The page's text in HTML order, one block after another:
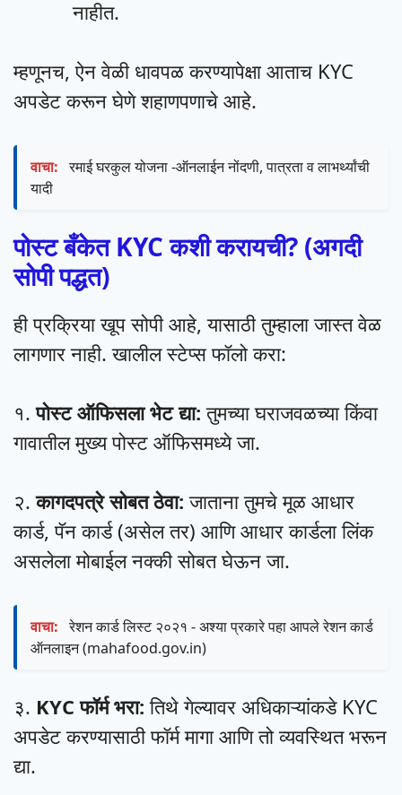
नाहीत.
म्हणूनच, ऐन वेळी धावपळ करण्यापेक्षा आताच KYC
अपडेट करून घेणे शहाणपणाचे आहे.
वाचा: रमाई घरकुल योजना -ऑनलाईन नोंदणी, पात्रता व लाभर्थ्यांची
यादी
पोस्ट बँकेत KYC कशी करायची? (अगदी
सोपी पद्धत)
ही प्रक्रिया खूप सोपी आहे, यासाठी तुम्हाला जास्त वेळ
लागणार नाही. खालील स्टेप्स फॉलो करा:
१.पोस्ट ऑफिसला भेट द्या: तुमच्या घराजवळच्या किंवा
गावातील मुख्य पोस्ट ऑफिसमध्ये जा.
२.कागदपत्रे सोबत ठेवा: जाताना तुमचे मूळ आधार
कार्ड, पॅन कार्ड (असेल तर) आणि आधार कार्डला लिंक
असलेला मोबाईल नक्की सोबत घेऊन जा.
वाचा: रेशन कार्ड लिस्ट २०२१ - अश्या प्रकारे पहा आपले रेशन कार्ड
ऑनलाइन (mahafood.gov.in)
३. KYC फॉर्म भरा: तिथे गेल्यावर अधिकाऱ्यांकडे KYC
अपडेट करण्यासाठी फॉर्म मागा आणि तो व्यवस्थित भरून
द्या.